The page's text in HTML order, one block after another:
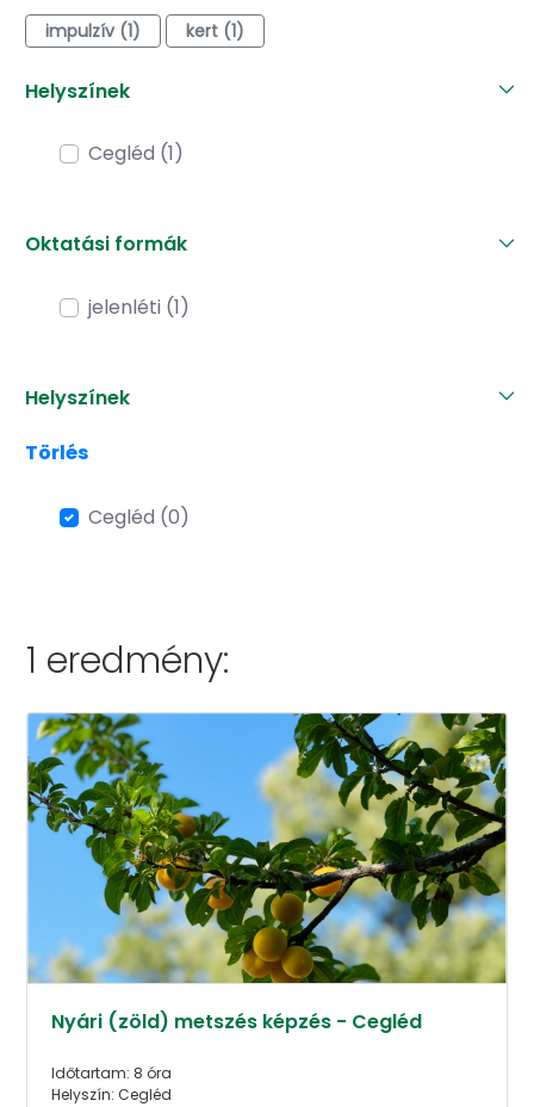
impulzív (1) kert (1)
Helyszínek
Cegléd (1)
Oktatási formák
jelenléti (1)
Helyszínek
Törlés
Cegléd (0)
1 eredmény:
Nyári (zöld) metszés képzés - Cegléd
Időtartam: 8 óra
Helyszín: Cegléd